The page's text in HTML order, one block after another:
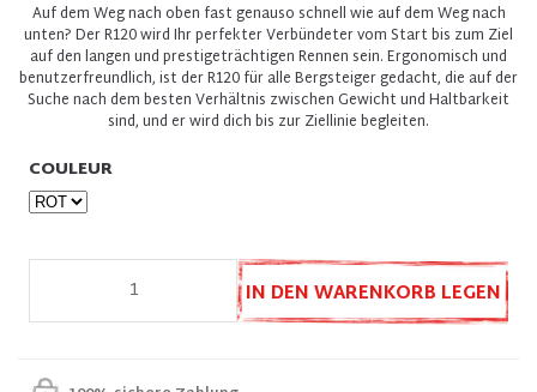
Auf dem Weg nach oben fast genauso schnell wie auf dem Weg nach
unten? Der R120 wird Ihr perfekter Verbündeter vom Start bis zum Ziel
auf den langen und prestigeträchtigen Rennen sein. Ergonomisch und
benutzerfreundlich, ist der R120 für alle Bergsteiger gedacht, die auf der
Suche nach dem besten Verhältnis zwischen Gewicht und Haltbarkeit
sind, und er wird dich bis zur Ziellinie begleiten.
COULEUR
IN DEN WARENKORB LEGEN